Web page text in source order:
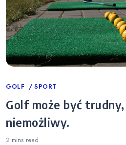
Categories
GOLF SPORT
Golf może być
niemożliwy.
2 mins read